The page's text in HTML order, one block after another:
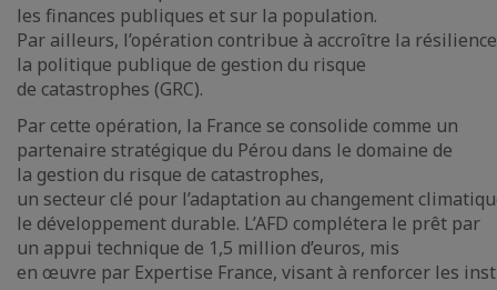
les finances publiques et sur la population.
Par ailleurs, l’opération contribue à accroître la
la politique publique de gestion du risque
de catastrophes (GRC).
Par cette opération, la France se consolide comme un
partenaire stratégique du Pérou dans le domaine de
la gestion du risque de catastrophes,
un secteur clé pour l’adaptation au changement
le développement durable. L’AFD complétera le prêt par
un appui technique de 1,5 million d’euros, mis
en œuvre par Expertise France, visant à renforcer les